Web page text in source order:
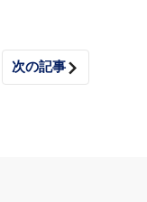
次の記事